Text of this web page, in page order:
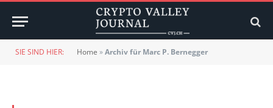
SIE SIND HIER: Home »Archiv für Marc P. Bernegger